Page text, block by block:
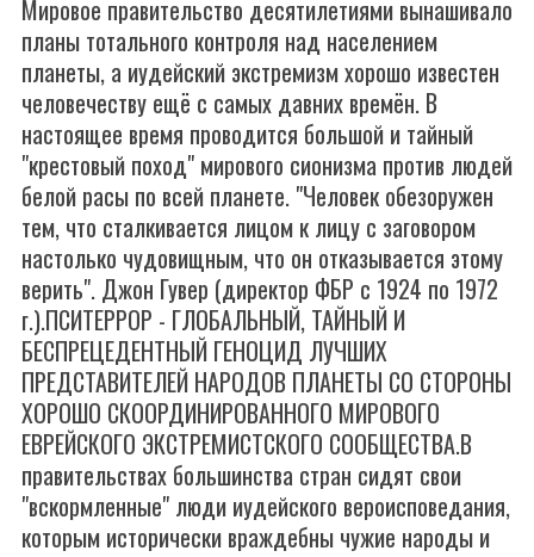
Мировое правительство десятилетиями вынашивало
планы тотального контроля над населением
планеты, а иудейский экстремизм хорошо известен
человечеству ещё с самых давних времён. В
настоящее время проводится большой и тайный
"крестовый поход" мирового сионизма против людей
белой расы по всей планете. "Человек обезоружен
тем, что сталкивается лицом к лицу с заговором
настолько чудовищным, что он отказывается этому
верить". Джон Гувер (директор ФБР с 1924 по 1972
г.).ПСИТЕРРОР - ГЛОБАЛЬНЫЙ, ТАЙНЫЙ И
БЕСПРЕЦЕДЕНТНЫЙ ГЕНОЦИД ЛУЧШИХ
ПРЕДСТАВИТЕЛЕЙ НАРОДОВ ПЛАНЕТЫ СО СТОРОНЫ
ХОРОШО СКООРДИНИРОВАННОГО МИРОВОГО
ЕВРЕЙСКОГО ЭКСТРЕМИСТСКОГО СООБЩЕСТВА.В
правительствах большинства стран сидят свои
"вскормленные" люди иудейского вероисповедания,
которым исторически враждебны чужие народы и